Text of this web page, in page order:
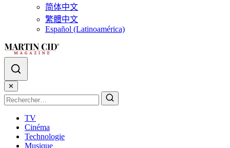
简体中文
繁體中文
Español (Latinoamérica)
✕
TV
Cinéma
Technologie
Musique